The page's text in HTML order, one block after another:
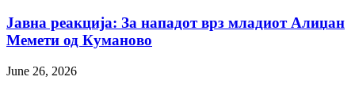
Јавна реакција: Зa нападот врз младиот Алиџан
Мемети од Куманово
June 26, 2026